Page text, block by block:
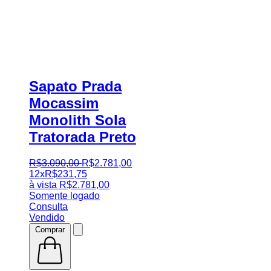
Sapato Prada
Mocassim
Monolith Sola
Tratorada Preto
R$3.090,00 R$2.781,00
12xR$231,75
à vista R$2.781,00
Somente logado
Consulta
Vendido
Comprar